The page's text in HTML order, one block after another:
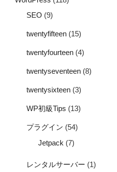
SEO (9)
twentyfifteen (15)
twentyfourteen (4)
twentyseventeen (8)
twentysixteen (3)
WP初級Tips (13)
プラグイン (54)
Jetpack (7)
レンタルサーバー (1)